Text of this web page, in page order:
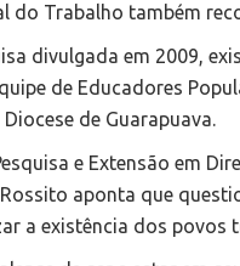
do Trabalho também
divulgada em 2009,
de Educadores
de Guarapuava.
e Extensão em
aponta que
a existência dos povos